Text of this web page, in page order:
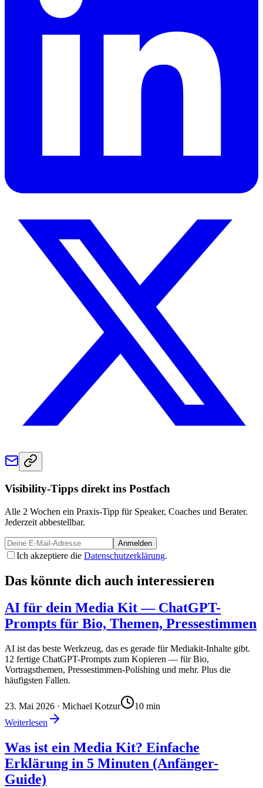
Visibility-Tipps direkt ins Postfach
Alle 2 Wochen ein Praxis-Tipp für Speaker, Coaches und Berater.
Jederzeit abbestellbar.
Anmelden
Ich akzeptiere die Datenschutzerklärung.
Das könnte dich auch interessieren
AI für dein Media Kit — ChatGPT-
Prompts für Bio, Themen, Pressestimmen
AI ist das beste Werkzeug, das es gerade für Mediakit-Inhalte gibt.
12 fertige ChatGPT-Prompts zum Kopieren — für Bio,
Vortragsthemen, Pressestimmen-Polishing und mehr. Plus die
häufigsten Fallen.
23. Mai 2026 · Michael Kotzur 10 min
Weiterlesen
Was ist ein Media Kit? Einfache
Erklärung in 5 Minuten (Anfänger-
Guide)